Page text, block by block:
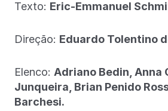
Texto: Eric-Emmanuel
Direção: Eduardo Tolentino
Elenco: Adriano Bedin, Anna
Junqueira, Brian Penido
Barchesi.